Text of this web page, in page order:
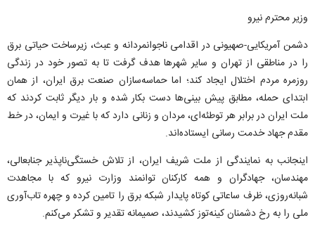
وزیر محترم نیرو
دشمن آمریکایی-صهیونی در اقدامی ناجوانمردانه و عبث، زیرساخت حیاتی برق
را در مناطقی از تهران و سایر شهر‌ها هدف گرفت تا به تصور خود در زندگی
روزمره مردم اختلال ایجاد کند؛ اما حماسه‌سازان صنعت برق ایران، از همان
ابتدای حمله، مطابق پیش بینی‌ها دست بکار شده و بار دیگر ثابت کردند که
ملت ایران در برابر هر توطئه‌ای، مردان و زنانی دارد که با غیرت و ایمان، در خط
مقدم جهاد خدمت رسانی ایستاده‌اند.
اینجانب به نمایندگی از ملت شریف ایران، از تلاش خستگی‌ناپذیر جنابعالی،
مهندسان، جهادگران و همه کارکنان توانمند وزارت نیرو که با مجاهدت
شبانه‌روزی، ظرف ساعاتی کوتاه پایدار شبکه برق را تامین کرده و چهره تاب‌آوری
ملی را به رخ دشمنان کینه‌توز کشیدند، صمیمانه تقدیر و تشکر می‌کنم.